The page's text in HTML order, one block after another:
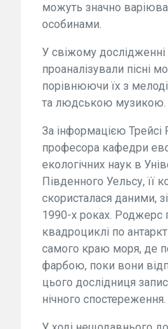
можуть значно
особинами.
У свіжому дослідженні
проаналізували пісні
порівнюючи їх з
та людською музикою.
За інформацією Трейсі
професора кафедри
екологічних наук в
Південного Уельсу, її
скористалася даними,
1990-х роках. Роджерс
квадроциклі по
самого краю моря, де
фарбою, поки вони
цього дослідниця
нічного спостереження.